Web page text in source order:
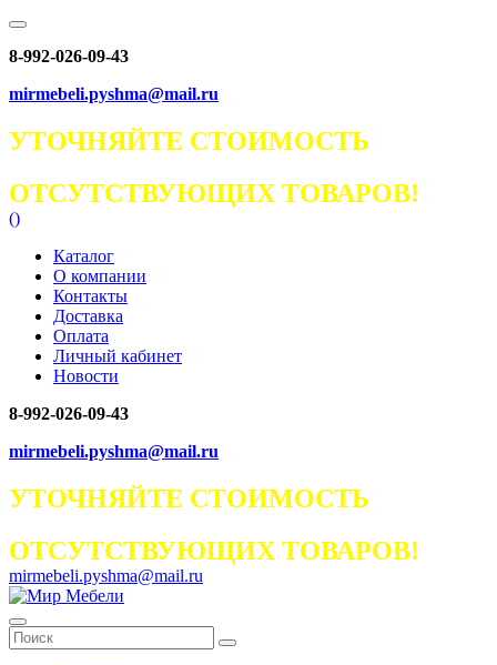
8-992-026-09-43
mirmebeli.pyshma@mail.ru
УТОЧНЯЙТЕ СТОИМОСТЬ
ОТСУТСТВУЮЩИХ ТОВАРОВ!
()
Каталог
О компании
Контакты
Доставка
Оплата
Личный кабинет
Новости
8-992-026-09-43
mirmebeli.pyshma@mail.ru
УТОЧНЯЙТЕ СТОИМОСТЬ
ОТСУТСТВУЮЩИХ ТОВАРОВ!
mirmebeli.pyshma@mail.ru